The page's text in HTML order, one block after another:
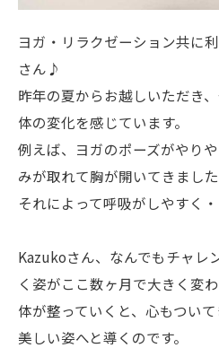
ヨガ・リラクゼーション共に
さん♪
昨年の夏からお越しいただき
体の変化を感じています。
例えば、ヨガのポーズがやり
みが取れて胸が開いてきました
それによって呼吸がしやすく
Kazukoさん、なんでもチャレ
く姿がここ数ヶ月で大きく変
体が整っていくと、心もつい
美しい姿へと導くのです。